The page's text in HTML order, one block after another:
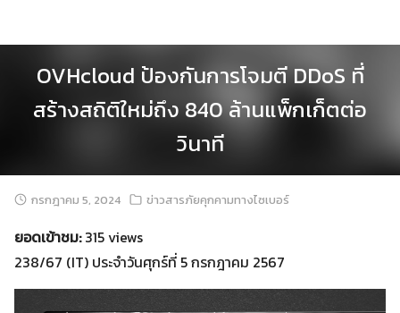
OVHcloud ป้องกันการโจมตี DDoS ที่
สร้างสถิติใหม่ถึง 840 ล้านแพ็กเก็ตต่อ
วินาที
กรกฎาคม 5, 2024 ข่าวสารภัยคุกคามทางไซเบอร์
ยอดเข้าชม:315 views
238/67 (IT) ประจำวันศุกร์ที่ 5 กรกฎาคม 2567